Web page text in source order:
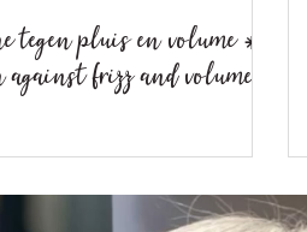
tegen pluis en volume ⁕
against frizz and volume